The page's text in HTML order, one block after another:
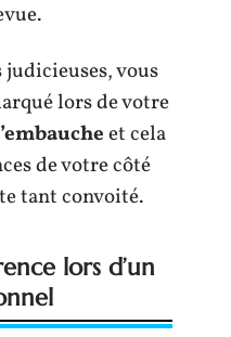
judicieuses, vous
lors de votre
et cela
de votre côté
tant convoité.
lors d’un